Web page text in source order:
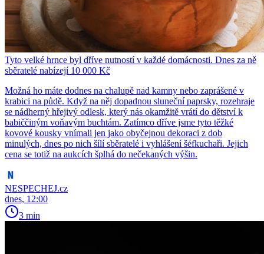
Tyto velké hrnce byl dříve nutností v každé domácnosti. Dnes za ně
sběratelé nabízejí 10 000 Kč
Možná ho máte dodnes na chalupě nad kamny nebo zaprášené v
krabici na půdě. Když na něj dopadnou sluneční paprsky, rozehraje
se nádherný hřejivý odlesk, který nás okamžitě vrátí do dětství k
babiččiným voňavým buchtám. Zatímco dříve jsme tyto těžké
kovové kousky vnímali jen jako obyčejnou dekoraci z dob
minulých, dnes po nich šílí sběratelé i vyhlášení šéfkuchaři. Jejich
cena se totiž na aukcích šplhá do nečekaných výšin.
NESPECHEJ.cz
dnes, 12:00
3 min